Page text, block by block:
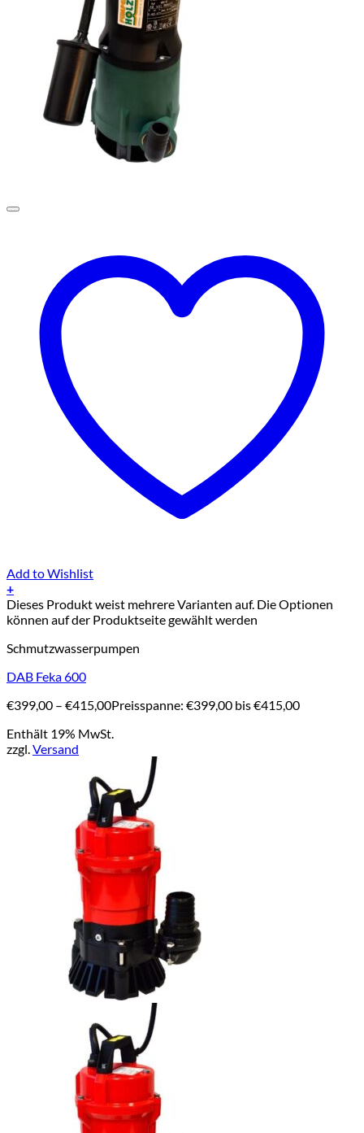
Add to Wishlist
+
Dieses Produkt weist mehrere Varianten auf. Die Optionen
können auf der Produktseite gewählt werden
Schmutzwasserpumpen
DAB Feka 600
€399,00 – €415,00Preisspanne: €399,00 bis €415,00
Enthält 19% MwSt.
zzgl.Versand